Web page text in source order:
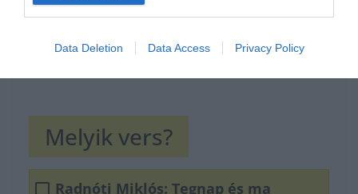
Data Deletion Data Access Privacy Policy
Melyik vers?
Radnóti Miklós: Tegnap és ma